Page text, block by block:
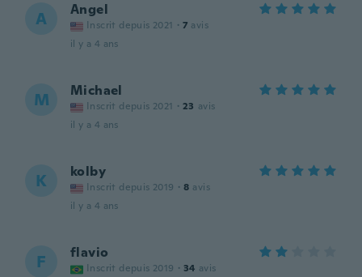
A Angel
Inscrit depuis 2021 · 7 avis
il y a 4 ans
M Michael
Inscrit depuis 2021 · 23 avis
il y a 4 ans
K kolby
Inscrit depuis 2019 · 8 avis
il y a 4 ans
F flavio
Inscrit depuis 2019 · 34 avis